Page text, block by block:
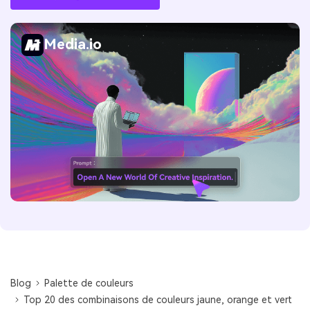
Media.io
Blog
Palette de couleurs
Top 20 des combinaisons de couleurs jaune, orange et vert